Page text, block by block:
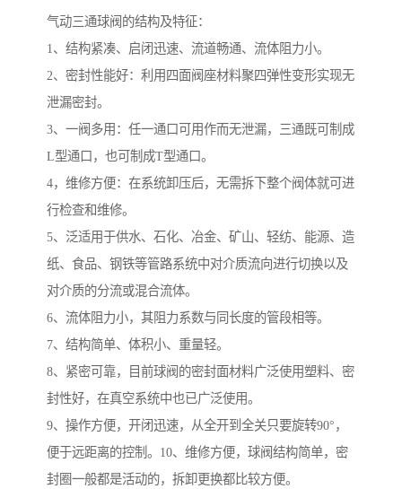
气动三通球阀的结构及特征：
1、结构紧凑、启闭迅速、流道畅通、流体阻力小。
2、密封性能好：利用四面阀座材料聚四弹性变形实现无
泄漏密封。
3、一阀多用：任一通口可用作而无泄漏，三通既可制成
L型通口，也可制成T型通口。
4，维修方便：在系统卸压后，无需拆下整个阀体就可进
行检查和维修。
5、泛适用于供水、石化、冶金、矿山、轻纺、能源、造
纸、食品、钢铁等管路系统中对介质流向进行切换以及
对介质的分流或混合流体。
6、流体阻力小，其阻力系数与同长度的管段相等。
7、结构简单、体积小、重量轻。
8、紧密可靠，目前球阀的密封面材料广泛使用塑料、密
封性好，在真空系统中也已广泛使用。
9、操作方便，开闭迅速，从全开到全关只要旋转90°，
便于远距离的控制。10、维修方便，球阀结构简单，密
封圈一般都是活动的，拆卸更换都比较方便。